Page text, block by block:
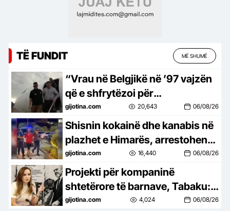
TË FUNDIT MË SHUMË
“Vrau në Belgjikë në ’97 vajzën
që e shfrytëzoi për
prostitucion”, policia jep detaje
mbi krimet e Sokol Hoxhës
gijotina.com 20,643 06/08/26
Shisnin kokainë dhe kanabis në
plazhet e Himarës, arrestohen
tre persona
gijotina.com 16,440 06/08/26
Projekti për kompaninë
shtetërore të barnave, Tabaku:
Qeveria po kalon nga
gijotina.com 4,024 06/08/26